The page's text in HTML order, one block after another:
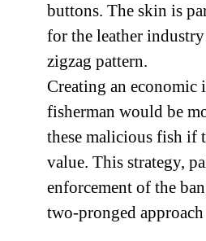
buttons. The skin is
for the leather
zigzag pattern.
Creating an economic
fisherman would be
these malicious fish if
value. This strategy,
enforcement of the
two-pronged